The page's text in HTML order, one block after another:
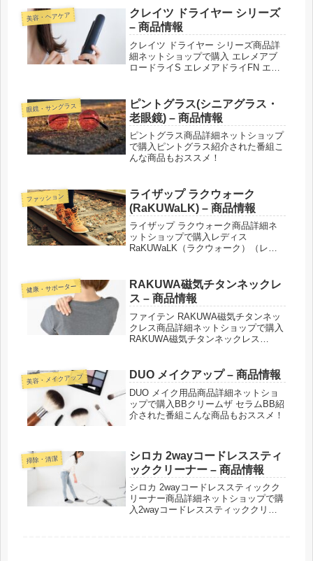
美容・ヘアケア
クレイツ ドライヤー シリーズ
– 商品情報
クレイツ ドライヤー シリーズ商品詳
細ネットショップで購入 エレメアブ
ロードライS エレメアドライFN エレ
おススメ！
眼鏡・サングラス
ピントグラス(シニアグラス・
老眼鏡) – 商品情報
ピントグラス商品詳細ネットショップ
で購入ピントグラス紹介された番組こ
んな商品もおススメ！
ファッション
ライザップ ラクウォーク
(RaKUWaLK) – 商品情報
ライザップ ラクウォーク商品詳細ネ
ットショップで購入レディス
RaKUWaLK（ラクウォーク）（レデ
9202RaKUWaLK（ラクウォーク）
（レディス）RL-9206RaK...
健康・サポーター
RAKUWA磁気チタンネックレ
ス – 商品情報
ファイテン RAKUWA磁気チタンネッ
クレス商品詳細ネットショップで購入
RAKUWA磁気チタンネックレス
BULLETRAKUWA磁気チタンネックレ
ス メタルトップ ...
美容・メイクアップ DUO メイクアップ – 商品情報
DUO メイク用品商品詳細ネットショ
ップで購入BBクリームザ セラムBB紹
介された番組こんな商品もおススメ！
掃除・清潔
シロカ 2wayコードレススティ
ッククリーナー – 商品情報
シロカ 2wayコードレススティックク
リーナー商品詳細ネットショップで購
入2wayコードレススティッククリー